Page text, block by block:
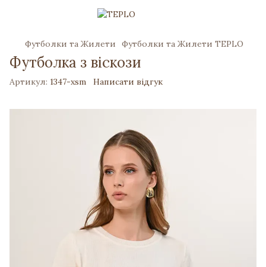
Футболки та Жилети Футболки та Жилети TEPLO
Футболка з віскози
Артикул: 1347-xsm Написати відгук